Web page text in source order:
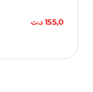
155,0 د.ت